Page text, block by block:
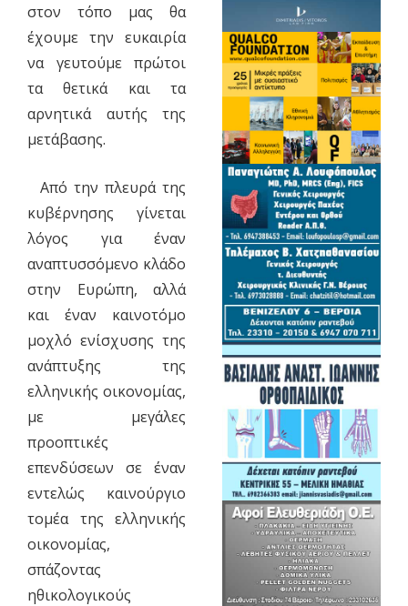
στον τόπο μας θα
έχουμε την ευκαιρία
να γευτούμε πρώτοι
τα θετικά και τα
αρνητικά αυτής της
μετάβασης.
Από την πλευρά της
κυβέρνησης γίνεται
λόγος για έναν
αναπτυσσόμενο κλάδο
στην Ευρώπη, αλλά
και έναν καινοτόμο
μοχλό ενίσχυσης της
ανάπτυξης της
ελληνικής οικονομίας,
με μεγάλες
προοπτικές
επενδύσεων σε έναν
εντελώς καινούργιο
τομέα της ελληνικής
οικονομίας,
σπάζοντας
ηθικολογικούς